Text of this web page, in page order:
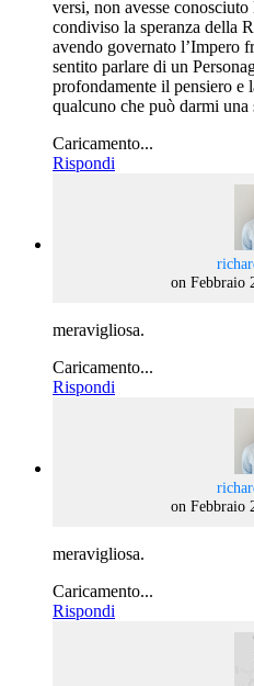
versi, non avesse
condiviso la speranza della
avendo governato l’Impero
sentito parlare di un
profondamente il pensiero e
qualcuno che può darmi una
Caricamento...
Rispondi
on Febbraio
meravigliosa.
Caricamento...
Rispondi
on Febbraio
meravigliosa.
Caricamento...
Rispondi